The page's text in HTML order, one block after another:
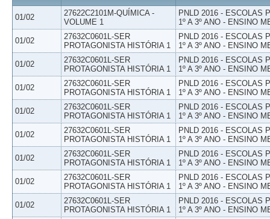
01/02
27622C2101M-QUÍMICA -
VOLUME 1
PNLD 2016 - ESCOLAS
1º A 3º ANO - ENSINO
01/02
27632C0601L-SER
PROTAGONISTA HISTÓRIA 1
PNLD 2016 - ESCOLAS
1º A 3º ANO - ENSINO
01/02
27632C0601L-SER
PROTAGONISTA HISTÓRIA 1
PNLD 2016 - ESCOLAS
1º A 3º ANO - ENSINO
01/02
27632C0601L-SER
PROTAGONISTA HISTÓRIA 1
PNLD 2016 - ESCOLAS
1º A 3º ANO - ENSINO
01/02
27632C0601L-SER
PROTAGONISTA HISTÓRIA 1
PNLD 2016 - ESCOLAS
1º A 3º ANO - ENSINO
01/02
27632C0601L-SER
PROTAGONISTA HISTÓRIA 1
PNLD 2016 - ESCOLAS
1º A 3º ANO - ENSINO
01/02
27632C0601L-SER
PROTAGONISTA HISTÓRIA 1
PNLD 2016 - ESCOLAS
1º A 3º ANO - ENSINO
01/02
27632C0601L-SER
PROTAGONISTA HISTÓRIA 1
PNLD 2016 - ESCOLAS
1º A 3º ANO - ENSINO
01/02
27632C0601L-SER
PROTAGONISTA HISTÓRIA 1
PNLD 2016 - ESCOLAS
1º A 3º ANO - ENSINO